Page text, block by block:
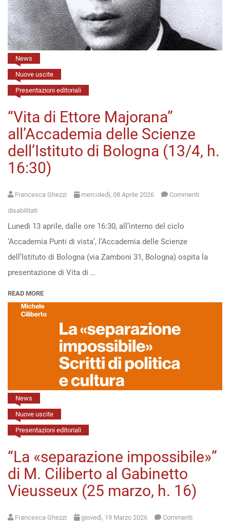
Rinascimento”
(Firenze,
15/4,
h.
17)
News
Nuove uscite
Presentazioni editoriali
“Vita di Ettore Majorana”
all’Accademia delle Scienze
dell’Istituto di Bologna (13/4, h.
16:30)
Francesca Ghezzi mercoledì, 08 Aprile 2026 Commenti
disabilitati
“Vita
di
Ettore
Majorana”
delle
Scienze
dell’Istituto
Bologna
h.
16:30)
Lunedì 13 aprile, dalle ore 16:30, all’interno del ciclo
‘Accademia Punti di vista’, l’Accademia delle Scienze
dell’Istituto di Bologna (via Zamboni 31, Bologna) ospita la
presentazione di Vita di …
READ MORE
News
Nuove uscite
Presentazioni editoriali
“La «separazione impossibile»”
di M. Ciliberto al Gabinetto
Vieusseux (25 marzo, h. 16)
Francesca Ghezzi giovedì, 19 Marzo 2026 Commenti